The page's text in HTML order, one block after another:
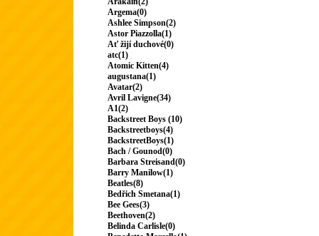
Argema(0)
Ashlee Simpson(2)
Astor Piazzolla(1)
Ať žijí duchové(0)
atc(1)
Atomic Kitten(4)
augustana(1)
Avatar(2)
Avril Lavigne(34)
A1(2)
Backstreet Boys (10)
Backstreetboys(4)
BackstreetBoys(1)
Bach / Gounod(0)
Barbara Streisand(0)
Barry Manilow(1)
Beatles(8)
Bedřich Smetana(1)
Bee Gees(3)
Beethoven(2)
Belinda Carlisle(0)